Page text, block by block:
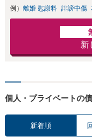
例） 離婚 慰謝料 誹謗中傷
新
個人・プライベートの
新着順